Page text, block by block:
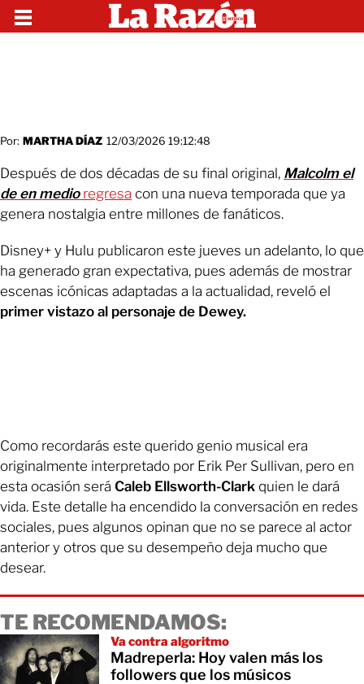
Por: MARTHA DÍAZ 12/03/2026 19:12:48
Después de dos décadas de su final original, Malcolm el
de en medio regresa con una nueva temporada que ya
genera nostalgia entre millones de fanáticos.
Disney+ y Hulu publicaron este jueves un adelanto, lo que
ha generado gran expectativa, pues además de mostrar
escenas icónicas adaptadas a la actualidad, reveló el
primer vistazo al personaje de Dewey.
Como recordarás este querido genio musical era
originalmente interpretado por Erik Per Sullivan, pero en
esta ocasión será Caleb Ellsworth-Clark quien le dará
vida. Este detalle ha encendido la conversación en redes
sociales, pues algunos opinan que no se parece al actor
anterior y otros que su desempeño deja mucho que
desear.
TE RECOMENDAMOS:
Va contra algoritmo
Madreperla: Hoy valen más los
followers que los músicos